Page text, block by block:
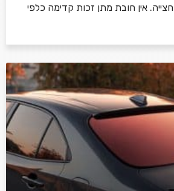
אין חובת מתן זכות קדימה כלפי